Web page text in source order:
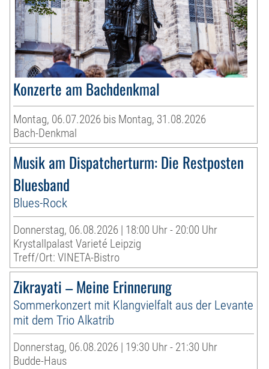
Konzerte am Bachdenkmal
Montag, 06.07.2026 bis Montag, 31.08.2026
Bach-Denkmal
Musik am Dispatcherturm: Die Restposten
Bluesband
Blues-Rock
Donnerstag, 06.08.2026 | 18:00 Uhr - 20:00 Uhr
Krystallpalast Varieté Leipzig
Treff/Ort: VINETA-Bistro
Zikrayati – Meine Erinnerung
Sommerkonzert mit Klangvielfalt aus der Levante
mit dem Trio Alkatrib
Donnerstag, 06.08.2026 | 19:30 Uhr - 21:30 Uhr
Budde-Haus